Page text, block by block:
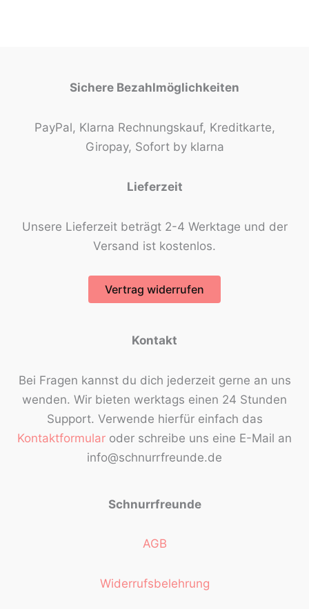
Sichere Bezahlmöglichkeiten
PayPal, Klarna Rechnungskauf, Kreditkarte,
Giropay, Sofort by klarna
Lieferzeit
Unsere Lieferzeit beträgt 2-4 Werktage und der
Versand ist kostenlos.
Vertrag widerrufen
Kontakt
Bei Fragen kannst du dich jederzeit gerne an uns
wenden. Wir bieten werktags einen 24 Stunden
Support. Verwende hierfür einfach das
Kontaktformular oder schreibe uns eine E-Mail an
info@schnurrfreunde.de
Schnurrfreunde
AGB
Widerrufsbelehrung